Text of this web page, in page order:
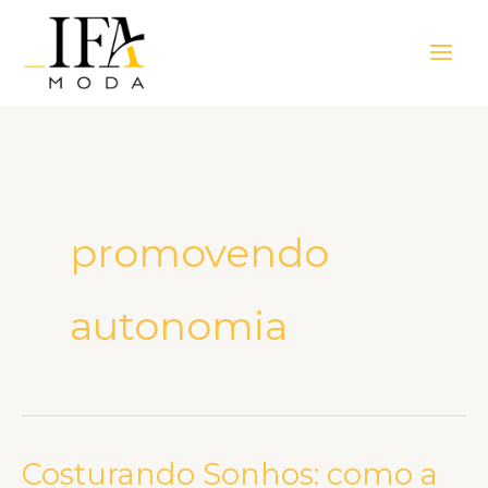
Menu
promovendo
autonomia
Costurando Sonhos: como a
Costurando